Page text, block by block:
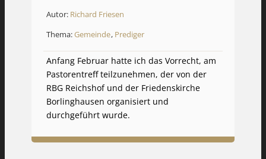
Autor: Richard Friesen
Thema:Gemeinde, Prediger
Anfang Februar hatte ich das Vorrecht, am
Pastorentreff teilzunehmen, der von der
RBG Reichshof und der Friedenskirche
Borlinghausen organisiert und
durchgeführt wurde.